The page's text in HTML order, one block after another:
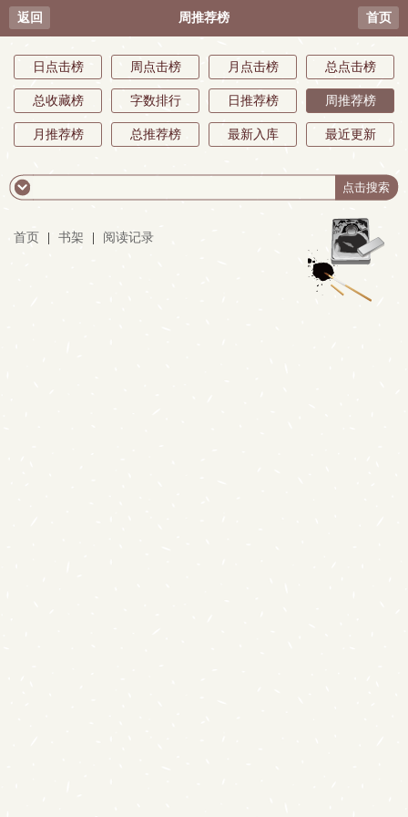
返回 周推荐榜 首页
日点击榜 周点击榜 月点击榜 总点击榜
总收藏榜 字数排行 日推荐榜 周推荐榜
月推荐榜 总推荐榜 最新入库 最近更新
首页 书架 阅读记录